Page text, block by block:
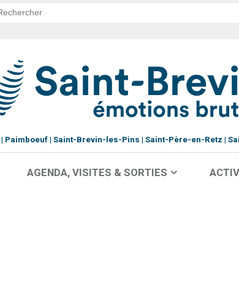
Paimboeuf Saint-Brevin-les-Pins Saint-Père-en-Retz
AGENDA, VISITES & SORTIES